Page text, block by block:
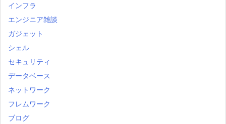
インフラ
エンジニア雑談
ガジェット
シェル
セキュリティ
データベース
ネットワーク
フレムワーク
ブログ